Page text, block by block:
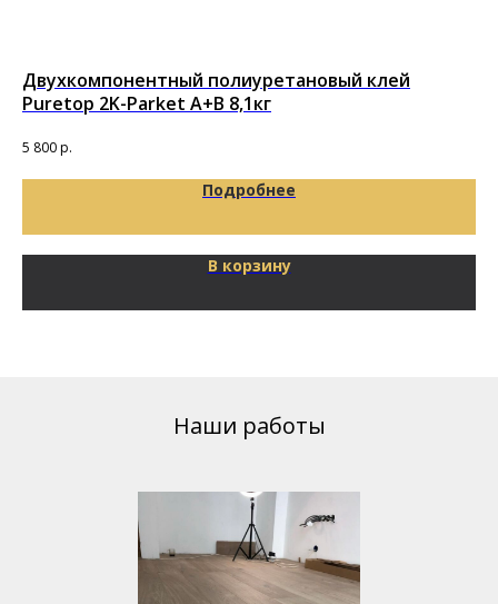
Двухкомпонентный полиуретановый клей
Puretop 2K-Parket A+B 8,1кг
5 800р.
Подробнее
В корзину
Наши работы